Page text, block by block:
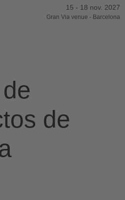
15 - 18 nov. 2027
Gran Via venue - Barcelona
de